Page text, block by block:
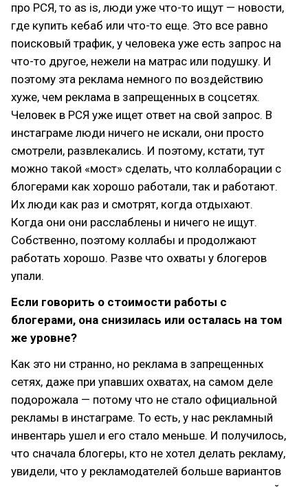
про РСЯ, то as is, люди уже что-то ищут — новости,
где купить кебаб или что-то еще. Это все равно
поисковый трафик, у человека уже есть запрос на
что-то другое, нежели на матрас или подушку. И
поэтому эта реклама немного по воздействию
хуже, чем реклама в запрещенных в соцсетях.
Человек в РСЯ уже ищет ответ на свой запрос. В
инстаграме люди ничего не искали, они просто
смотрели, развлекались. И поэтому, кстати, тут
можно такой «мост» сделать, что коллаборации с
блогерами как хорошо работали, так и работают.
Их люди как раз и смотрят, когда отдыхают.
Когда они они расслаблены и ничего не ищут.
Собственно, поэтому коллабы и продолжают
работать хорошо. Разве что охваты у блогеров
упали.
Если говорить о стоимости работы с
блогерами, она снизилась или осталась на том
же уровне?
Как это ни странно, но реклама в запрещенных
сетях, даже при упавших охватах, на самом деле
подорожала — потому что не стало официальной
рекламы в инстаграме. То есть, у нас рекламный
инвентарь ушел и его стало меньше. И получилось,
что сначала блогеры, кто не хотел делать рекламу,
увидели, что у рекламодателей больше вариантов